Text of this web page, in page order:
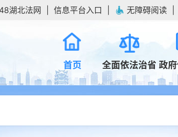
湖北法网 信息平台入口 无障碍阅读
首页 全面依法治省 政